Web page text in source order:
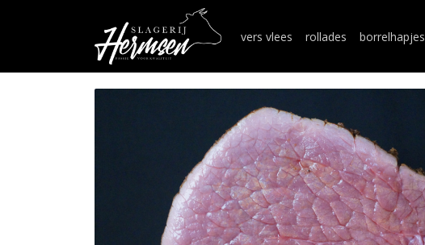
vers vlees rollades borrelhapjes